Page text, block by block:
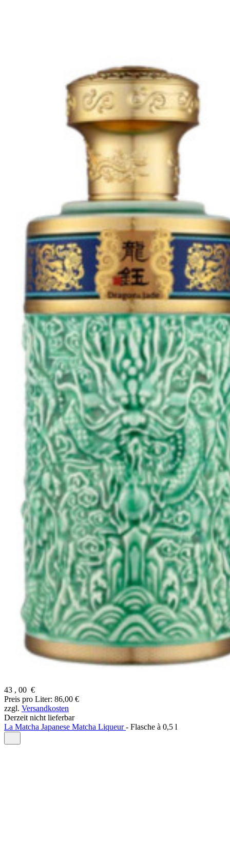
43 , 00 €
Preis pro Liter: 86,00 €
zzgl. Versandkosten
Derzeit nicht lieferbar
La Matcha Japanese Matcha Liqueur- Flasche à 0,5 l